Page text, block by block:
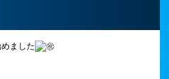
ました